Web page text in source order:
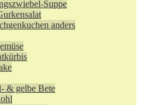
Suppe
anders
& gelbe Bete